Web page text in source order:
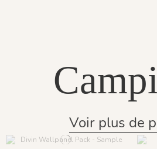
Voir plus de